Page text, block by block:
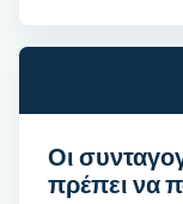
Οι
πρέπει να